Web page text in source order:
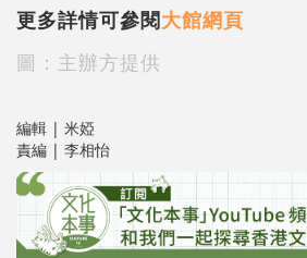
更多詳情可參閱大館網頁
圖：主辦方提供
編輯 | 米婭
責編 | 李相怡